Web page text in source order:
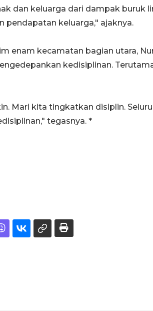
dan keluarga dari dampak buruk
keluarga," ajaknya.
enam kecamatan bagian utara,
kedisiplinan.
Mari kita tingkatkan disiplin.
tegasnya. *